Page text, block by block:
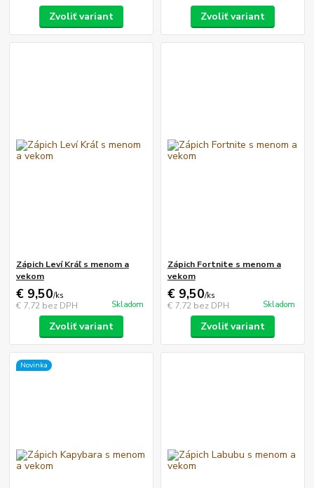
Zvoliť variant Zvoliť variant
Zápich Leví Kráľ s menom a
vekom
€ 9,50/ks
€ 7,72 bez DPH Skladom
Zvoliť variant
Zápich Fortnite s menom a
vekom
€ 9,50/ks
€ 7,72 bez DPH Skladom
Zvoliť variant
Novinka